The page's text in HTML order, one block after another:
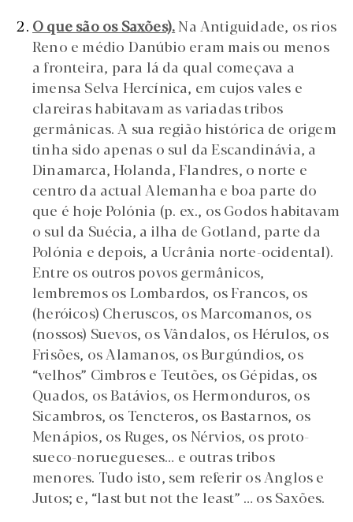
O que são os Saxões).Na Antiguidade, os rios
Reno e médio Danúbio eram mais ou menos
a fronteira, para lá da qual começava a
imensa Selva Hercínica, em cujos vales e
clareiras habitavam as variadas tribos
germânicas. A sua região histórica de origem
tinha sido apenas o sul da Escandinávia, a
Dinamarca, Holanda, Flandres, o norte e
centro da actual Alemanha e boa parte do
que é hoje Polónia (p. ex., os Godos habitavam
o sul da Suécia, a ilha de Gotland, parte da
Polónia e depois, a Ucrânia norte-ocidental).
Entre os outros povos germânicos,
lembremos os Lombardos, os Francos, os
(heróicos) Cheruscos, os Marcomanos, os
(nossos) Suevos, os Vândalos, os Hérulos, os
Frisões, os Alamanos, os Burgúndios, os
“velhos” Cimbros e Teutões, os Gépidas, os
Quados, os Batávios, os Hermonduros, os
Sicambros, os Tencteros, os Bastarnos, os
Menápios, os Ruges, os Nérvios, os proto-
sueco-noruegueses… e outras tribos
menores. Tudo isto, sem referir os Anglos e
Jutos; e, “last but not the least” … os Saxões.